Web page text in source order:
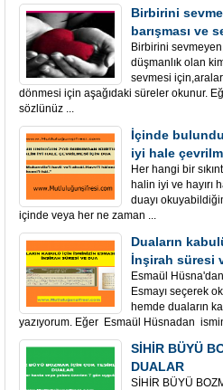
Birbirini
barışması ve
Birbirini
düşmanlık olan
sevmesi
dönmesi için aşağıdaki süreler okunur.
sözlünüz ...
İçinde
iyi hale
Her hangi bir
halin iyi ve hayırı
duayı
içinde veya her ne zaman ...
Duaların
İnşirah süresi
Esmaül
Esmayı seçerek
hemde duaların
yazıyorum. Eğer Esmaül Hüsnadan
SİHİR BÜYÜ
DUALAR
SİHİR BÜYÜ